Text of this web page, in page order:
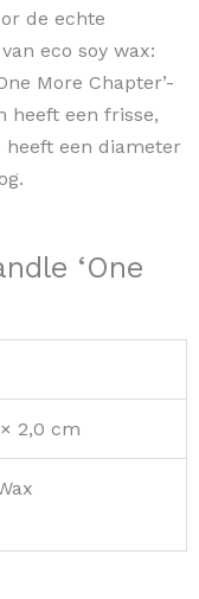
de echte
eco soy wax:
More Chapter’-
heeft een frisse,
heeft een diameter
‘One
2,0 cm